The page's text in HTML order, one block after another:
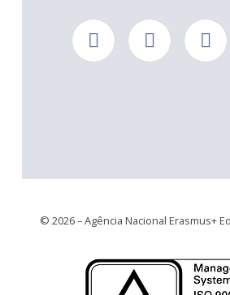
© 2026 – Agência Nacional Erasmus+